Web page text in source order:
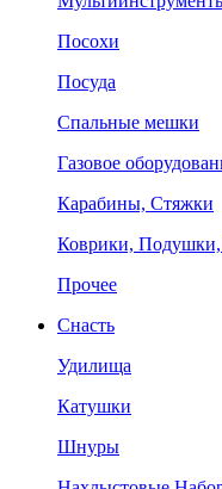
Посохи
Посуда
Спальные мешки
Газовое
Карабины, Стяжки
Коврики, Подушки,
Прочее
Снасть
Удилища
Катушки
Шнуры